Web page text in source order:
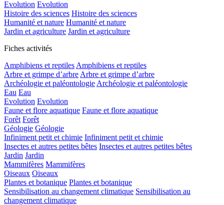
Evolution Evolution
Histoire des sciences Histoire des sciences
Humanité et nature Humanité et nature
Jardin et agriculture Jardin et agriculture
Fiches activités
Amphibiens et reptilesAmphibiens et reptiles
Arbre et grimpe d’arbreArbre et grimpe d’arbre
Archéologie et paléontologieArchéologie et paléontologie
Eau Eau
Evolution Evolution
Faune et flore aquatique Faune et flore aquatique
Forêt Forêt
Géologie Géologie
Infiniment petit et chimie Infiniment petit et chimie
Insectes et autres petites bêtes Insectes et autres petites bêtes
Jardin Jardin
Mammifères Mammifères
Oiseaux Oiseaux
Plantes et botanique Plantes et botanique
Sensibilisation au changement climatique Sensibilisation au
changement climatique